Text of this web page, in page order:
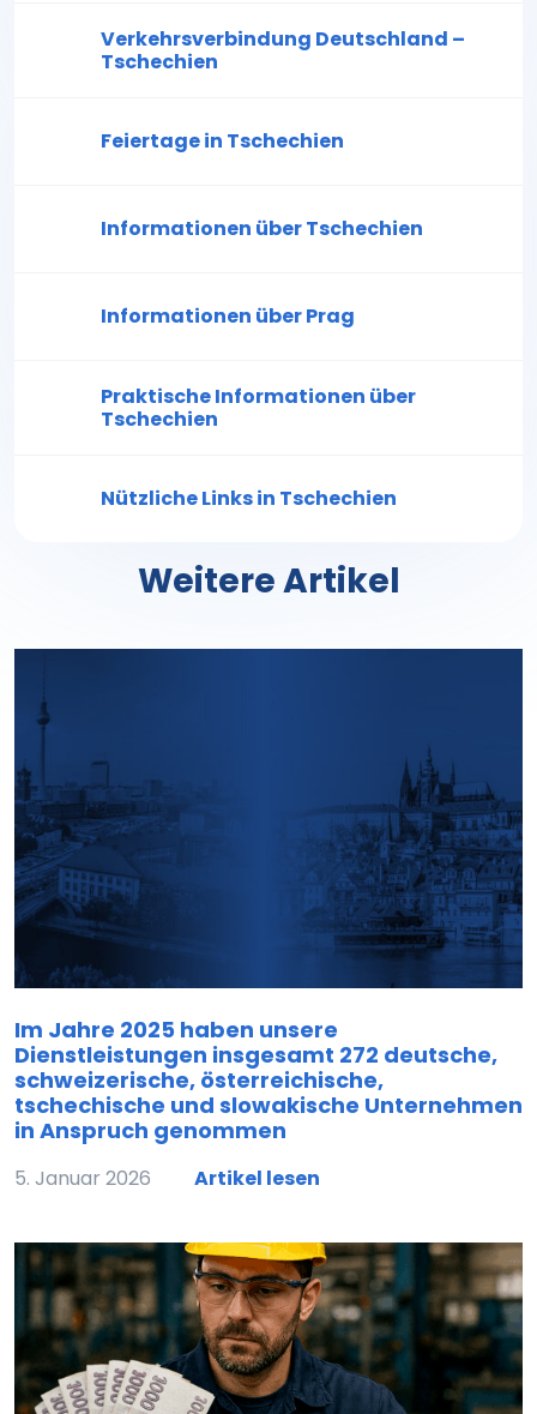
Verkehrsverbindung Deutschland –
Tschechien
Feiertage in Tschechien
Informationen über Tschechien
Informationen über Prag
Praktische Informationen über
Tschechien
Nützliche Links in Tschechien
Weitere Artikel
Im Jahre 2025 haben unsere
Dienstleistungen insgesamt 272 deutsche,
schweizerische, österreichische,
tschechische und slowakische Unternehmen
in Anspruch genommen
5. Januar 2026 Artikel lesen